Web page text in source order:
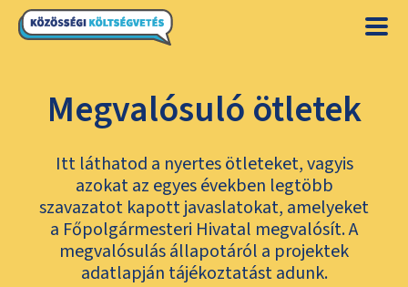
Megvalósuló ötletek
Itt láthatod a nyertes ötleteket, vagyis
azokat az egyes években legtöbb
szavazatot kapott javaslatokat, amelyeket
a Főpolgármesteri Hivatal megvalósít. A
megvalósulás állapotáról a projektek
adatlapján tájékoztatást adunk.